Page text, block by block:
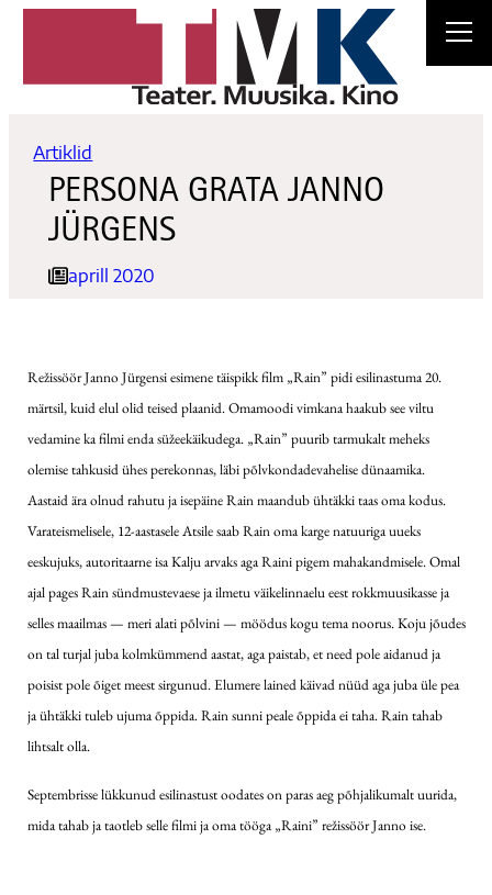
Artiklid
PERSONA GRATA JANNO
JÜRGENS
aprill 2020
Režissöör Janno Jürgensi esimene täispikk film „Rain” pidi esilinastuma 20.
märtsil, kuid elul olid teised plaanid. Omamoodi vimkana haakub see viltu
vedamine ka filmi enda süžeekäikudega. „Rain” puurib tarmukalt meheks
olemise tahkusid ühes perekonnas, läbi põlvkondadevahelise dünaamika.
Aastaid ära olnud rahutu ja isepäine Rain maandub ühtäkki taas oma kodus.
Varateismelisele, 12-aastasele Atsile saab Rain oma karge natuuriga uueks
eeskujuks, autoritaarne isa Kalju arvaks aga Raini pigem mahakandmisele. Omal
ajal pages Rain sündmustevaese ja ilmetu väikelinnaelu eest rokkmuusikasse ja
selles maailmas — meri alati põlvini — möödus kogu tema noorus. Koju jõudes
on tal turjal juba kolmkümmend aastat, aga paistab, et need pole aidanud ja
poisist pole õiget meest sirgunud. Elumere lained käivad nüüd aga juba üle pea
ja ühtäkki tuleb ujuma õppida. Rain sunni peale õppida ei taha. Rain tahab
lihtsalt olla.
Septembrisse lükkunud esilinastust oodates on paras aeg põhjalikumalt uurida,
mida tahab ja taotleb selle filmi ja oma tööga „Raini” režissöör Janno ise.